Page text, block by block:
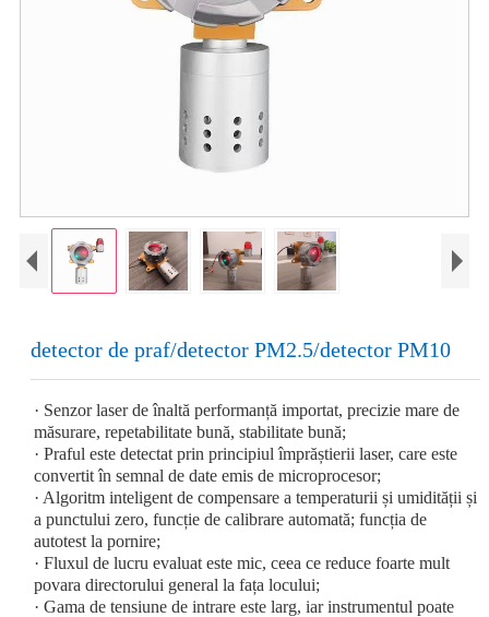
detector de praf/detector PM2.5/detector PM10
· Senzor laser de înaltă performanță importat, precizie mare de
măsurare, repetabilitate bună, stabilitate bună;
· Praful este detectat prin principiul împrăștierii laser, care este
convertit în semnal de date emis de microprocesor;
· Algoritm inteligent de compensare a temperaturii și umidității și
a punctului zero, funcție de calibrare automată; funcția de
autotest la pornire;
· Fluxul de lucru evaluat este mic, ceea ce reduce foarte mult
povara directorului general la fața locului;
· Gama de tensiune de intrare este larg, iar instrumentul poate